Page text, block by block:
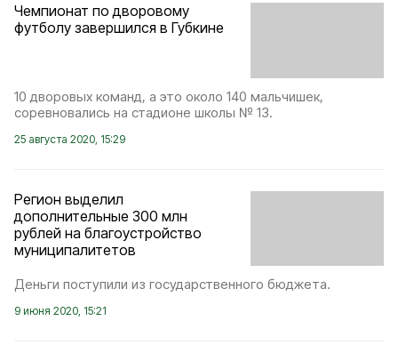
Чемпионат по дворовому
футболу завершился в Губкине
10 дворовых команд, а это около 140 мальчишек,
соревновались на стадионе школы № 13.
25 августа 2020, 15:29
Регион выделил
дополнительные 300 млн
рублей на благоустройство
муниципалитетов
Деньги поступили из государственного бюджета.
9 июня 2020, 15:21